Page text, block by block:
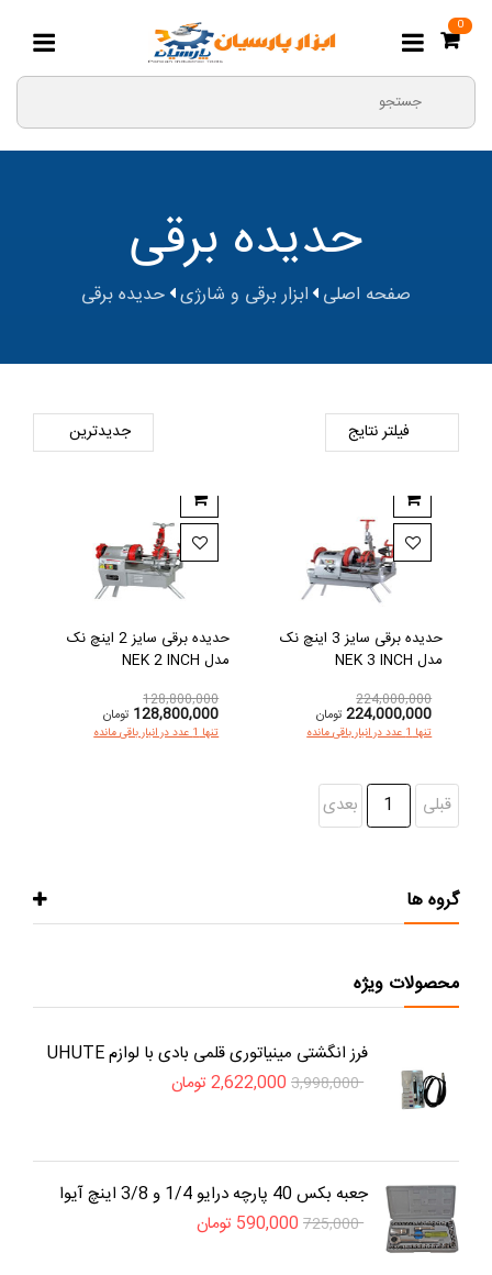
0
حدیده برقی
صفحه اصلی ابزار برقی و شارژی حدیده برقی
فیلتر نتایج
حدیده برقی سایز 3 اینچ نک
مدل NEK 3 INCH
224,000,000
224,000,000 تومان
تنها 1 عدد در انبار باقی مانده
حدیده برقی سایز 2 اینچ نک
مدل NEK 2 INCH
128,800,000
128,800,000 تومان
تنها 1 عدد در انبار باقی مانده
قبلی 1 بعدی
گروه ها
محصولات ویژه
فرز انگشتی مینیاتوری قلمی بادی با لوازم UHUTE
3,998,000
2,622,000تومان
جعبه بکس 40 پارچه درایو 1/4 و 3/8 اینچ آیوا
725,000
590,000 تومان